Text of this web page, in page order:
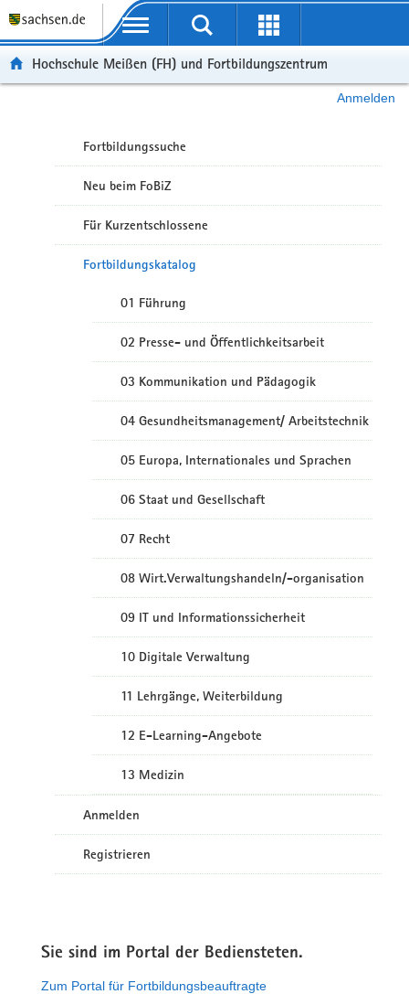
Portalübergreifende Navigation
Hochschule Meißen (FH) und Fortbildungszentrum
Anmelden
Fortbildungssuche
Neu beim FoBiZ
Für Kurzentschlossene
Fortbildungskatalog
01 Führung
02 Presse- und Öffentlichkeitsarbeit
03 Kommunikation und Pädagogik
04 Gesundheitsmanagement/ Arbeitstechnik
05 Europa, Internationales und Sprachen
06 Staat und Gesellschaft
07 Recht
08 Wirt.Verwaltungshandeln/-organisation
09 IT und Informationssicherheit
10 Digitale Verwaltung
11 Lehrgänge, Weiterbildung
12 E-Learning-Angebote
13 Medizin
Anmelden
Registrieren
Sie sind im Portal der Bediensteten.
Zum Portal für Fortbildungsbeauftragte